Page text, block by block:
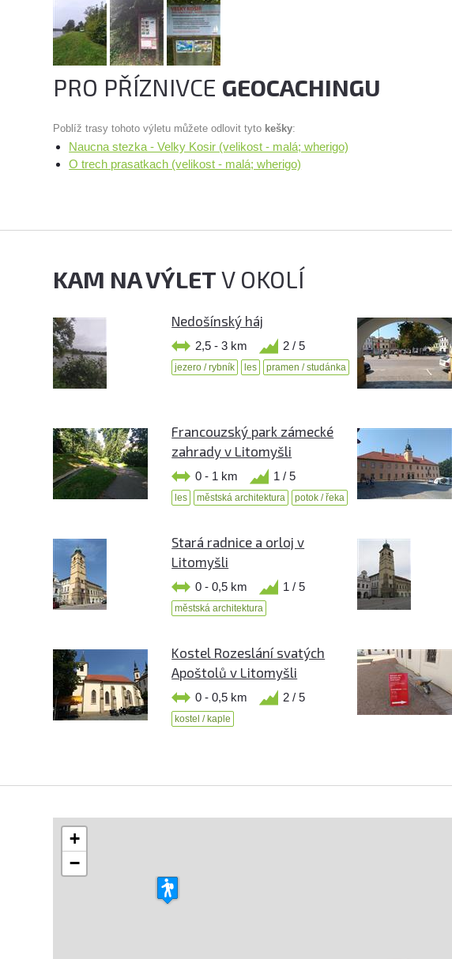
PRO PŘÍZNIVCE GEOCACHINGU
Poblíž trasy tohoto výletu můžete odlovit tyto kešky:
Naucna stezka - Velky Kosir (velikost - malá; wherigo)
O trech prasatkach (velikost - malá; wherigo)
KAM NA VÝLETV OKOLÍ
Nedošínský háj
2,5 - 3 km 2 / 5
jezero / rybník les pramen / studánka
Francouzský park zámecké
zahrady v Litomyšli
0 - 1 km 1 / 5
les městská architektura potok / řeka
Stará radnice a orloj v
Litomyšli
0 - 0,5 km 1 / 5
městská architektura
Kostel Rozeslání svatých
Apoštolů v Litomyšli
0 - 0,5 km 2 / 5
kostel / kaple
+
−